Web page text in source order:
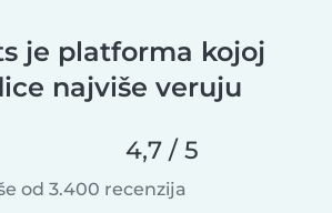
je platforma kojoj
najviše veruju
4,7 / 5
od 3.400 recenzija